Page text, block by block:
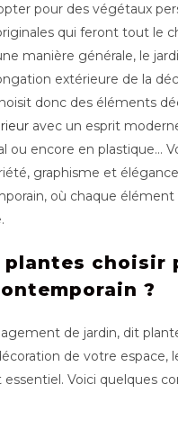
pour des végétaux
qui feront tout le
manière générale, le
extérieure de la
donc des éléments
avec un esprit
ou encore en plastique…
graphisme et
où chaque
plantes choisir
?
de jardin, dit
de votre espace,
Voici quelques